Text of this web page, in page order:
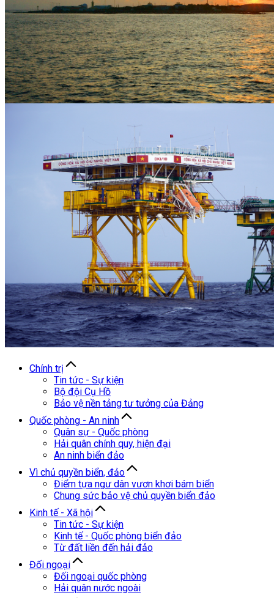
Chính trị
Tin tức - Sự kiện
Bộ đội Cụ Hồ
Bảo vệ nền tảng tư tưởng của Đảng
Quốc phòng - An ninh
Quân sự - Quốc phòng
Hải quân chính quy, hiện đại
An ninh biển đảo
Vì chủ quyền biển, đảo
Điểm tựa ngư dân vươn khơi bám biển
Chung sức bảo vệ chủ quyền biển đảo
Kinh tế - Xã hội
Tin tức - Sự kiện
Kinh tế - Quốc phòng biển đảo
Từ đất liền đến hải đảo
Đối ngoại
Đối ngoại quốc phòng
Hải quân nước ngoài